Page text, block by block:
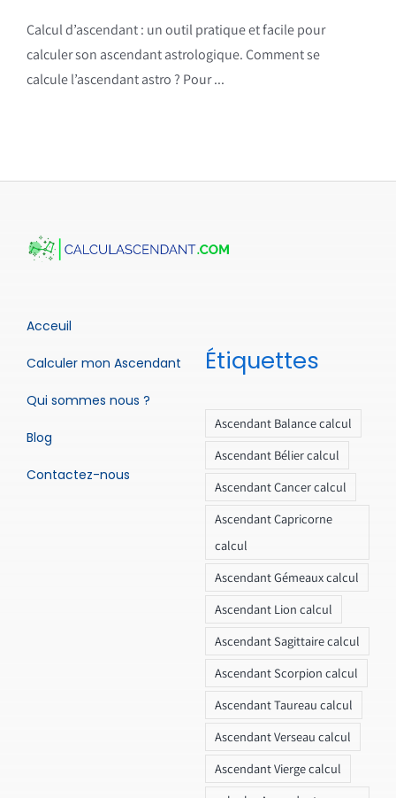
Calcul d’ascendant : un outil pratique et facile pour
calculer son ascendant astrologique. Comment se
calcule l’ascendant astro ? Pour ...
Acceuil
Calculer mon Ascendant
Qui sommes nous ?
Blog
Contactez-nous
Étiquettes
Ascendant Balance calcul
Ascendant Bélier calcul
Ascendant Cancer calcul
Ascendant Capricorne
calcul
Ascendant Gémeaux calcul
Ascendant Lion calcul
Ascendant Sagittaire calcul
Ascendant Scorpion calcul
Ascendant Taureau calcul
Ascendant Verseau calcul
Ascendant Vierge calcul